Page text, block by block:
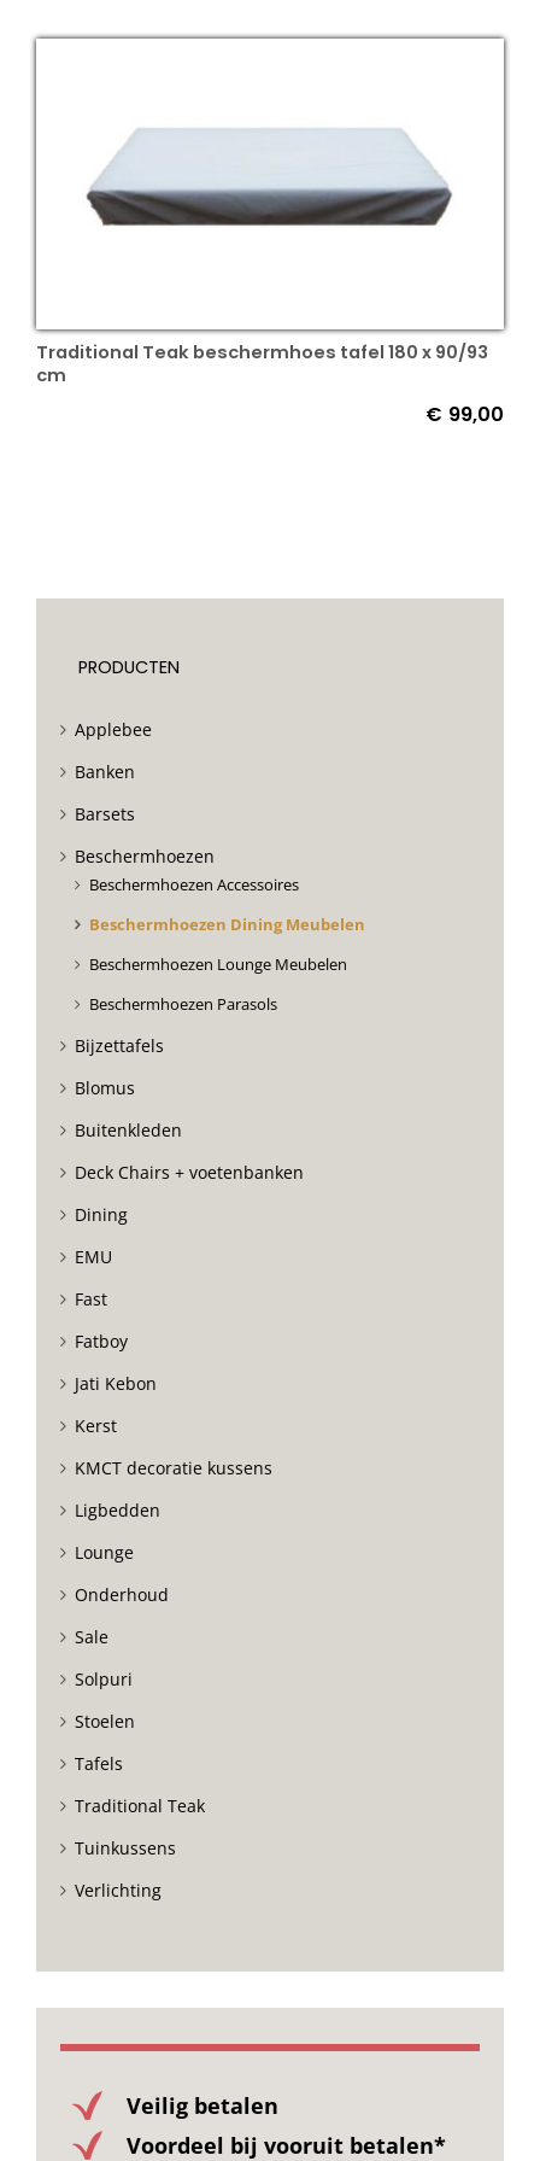
Traditional Teak beschermhoes tafel 180 x 90/93
cm
€ 99,00
PRODUCTEN
Applebee
Banken
Barsets
Beschermhoezen
Beschermhoezen Accessoires
Beschermhoezen Dining Meubelen
Beschermhoezen Lounge Meubelen
Beschermhoezen Parasols
Bijzettafels
Blomus
Buitenkleden
Deck Chairs + voetenbanken
Dining
EMU
Fast
Fatboy
Jati Kebon
Kerst
KMCT decoratie kussens
Ligbedden
Lounge
Onderhoud
Sale
Solpuri
Stoelen
Tafels
Traditional Teak
Tuinkussens
Verlichting
Veilig betalen
Voordeel bij vooruit betalen*